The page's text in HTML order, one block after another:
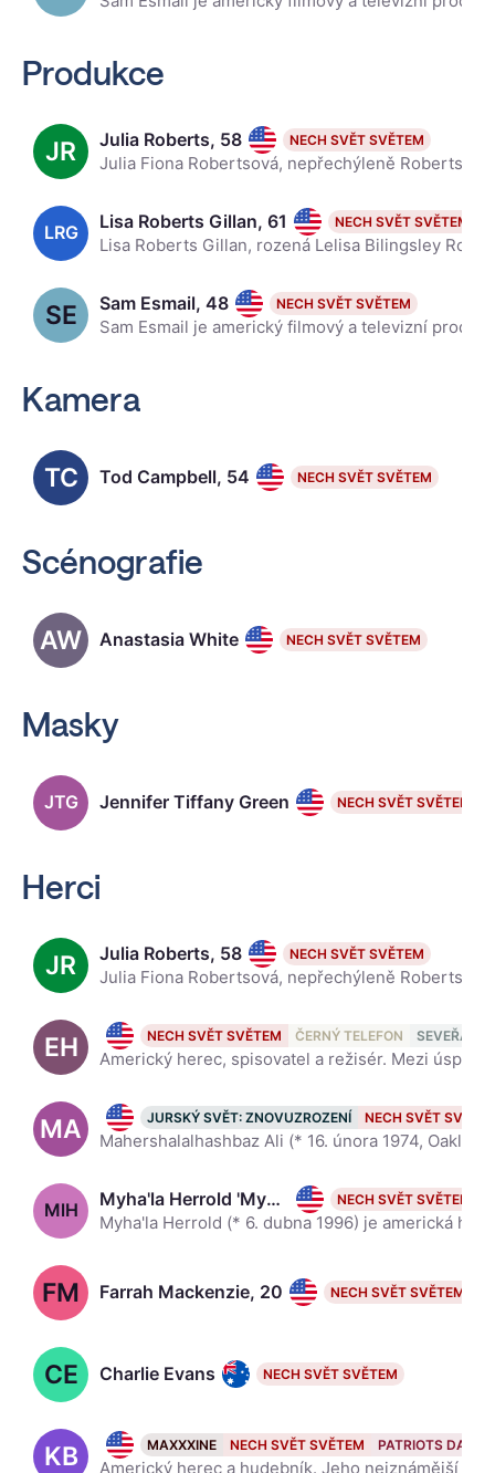
Produkce
JR Julia Roberts, 58 NECH SVĚT SVĚTEM
LRG
Lisa Roberts Gillan, 61 NECH SVĚT SVĚTEM
SE Sam Esmail, 48 NECH SVĚT SVĚTEM
Kamera
TC Tod Campbell, 54 NECH SVĚT SVĚTEM
Scénografie
AW Anastasia White NECH SVĚT SVĚTEM
Masky
JTG Jennifer Tiffany Green NECH SVĚT SVĚTEM
Herci
JR Julia Roberts, 58 NECH SVĚT SVĚTEM
EH Ethan Hawke, 55
NECH SVĚT SVĚTEM ČERNÝ TELEFON SEVEŘAN
MA Mahershala Ali, 52
JURSKÝ SVĚT: ZNOVUZROZENÍ NECH SVĚT
MlH
Myha'la Herrold 'Myha'la', 30 NECH SVĚT SVĚTEM
FM Farrah Mackenzie, 20 NECH SVĚT SVĚTEM
CE Charlie Evans NECH SVĚT SVĚTEM
KB Kevin Bacon, 68
MAXXXINE NECH SVĚT SVĚTEM PATRIOTS DAY